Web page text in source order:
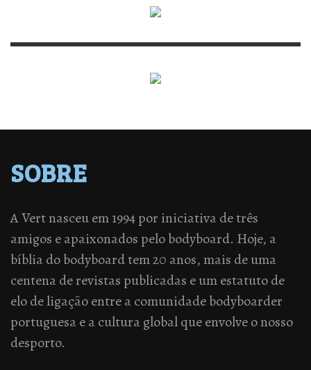
SOBRE
A Vert nasceu em 1994 por iniciativa de três
amigos e apaixonados pelo bodyboard. Hoje, a
bíblia do bodyboard tem 20 anos, mais de uma
centena de revistas publicadas e um estatuto de
elo de ligação entre a comunidade bodyboarder
portuguesa e a cultura global que envolve o nosso
desporto.